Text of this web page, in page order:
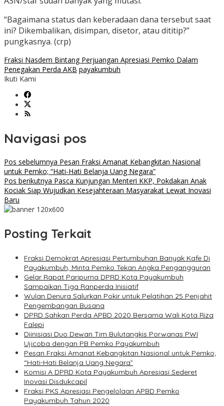
“Bagaimana status dan keberadaan dana tersebut saat
ini? Dikembalikan, disimpan, disetor, atau dititip?”
pungkasnya. (crp)
Fraksi Nasdem Bintang Perjuangan Apresiasi Pemko Dalam
Penegakan Perda AKB payakumbuh
Ikuti Kami
Navigasi pos
Pos sebelumnya Pesan Fraksi Amanat Kebangkitan Nasional
untuk Pemko; “Hati-Hati Belanja Uang Negara”
Pos berikutnya Pasca Kunjungan Menteri KKP, Pokdakan Anak
Kociak Siap Wujudkan Kesejahteraan Masyarakat Lewat Inovasi
Baru
Posting Terkait
Fraksi Demokrat Apresiasi Pertumbuhan Banyak Kafe Di
Payakumbuh, Minta Pemko Tekan Angka Pengangguran
Gelar Rapat Paripurna DPRD Kota Payakumbuh
Sampaikan Tiga Ranperda Inisiatif
Wulan Denura Salurkan Pokir untuk Pelatihan 25 Penjahit
Pengembangan Busana
DPRD Sahkan Perda APBD 2020 Bersama Wali Kota Riza
Falepi
Diinisiasi Duo Dewan Tim Bulutangkis Porwanas PWI
Ujicoba dengan PB Pemko Payakumbuh
Pesan Fraksi Amanat Kebangkitan Nasional untuk Pemko;
“Hati-Hati Belanja Uang Negara”
Komisi A DPRD Kota Payakumbuh Apresiasi Sederet
Inovasi Disdukcapil
Fraksi PKS Apresiasi Pengelolaan APBD Pemko
Payakumbuh Tahun 2020